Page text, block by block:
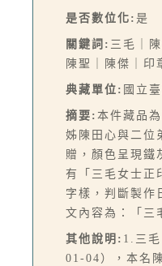
是否數位化: 是
關鍵詞: 三毛｜
陳聖｜陳傑｜印
典藏單位: 國立
摘要: 本件藏品
姊陳田心與二位
贈，顏色呈現鐵
有「三毛女士正
字樣，判斷製作
文內容為：「三
其他說明: 1.三
01-04），本名